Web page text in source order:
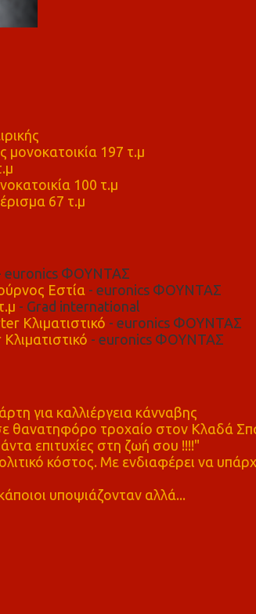
μονοκατοικία 197 τ.μ
100 τ.μ
67 τ.μ
euronics ΦΟΥΝΤΑΣ
Εστία- euronics ΦΟΥΝΤΑΣ
- Grad international
Κλιματιστικό - euronics ΦΟΥΝΤΑΣ
- euronics ΦΟΥΝΤΑΣ
για καλλιέργεια κάνναβης
θανατηφόρο τροχαίο στον Κλαδά
επιτυχίες στη ζωή σου !!!!"
κόστος. Με ενδιαφέρει να
υποψιάζονταν αλλά...